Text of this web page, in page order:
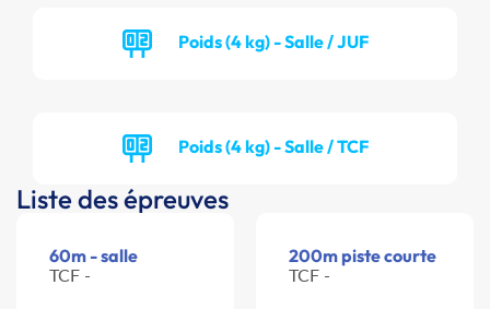
Poids (4 kg) - Salle / JUF
Poids (4 kg) - Salle / TCF
Liste des épreuves
60m - salle
TCF -
200m piste courte
TCF -